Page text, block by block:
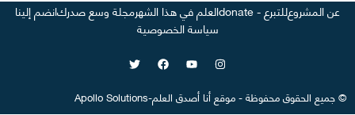
عن المشروعللتبرع - donate العلم في هذا الشهرمجلة وسع صدركانضم إلينا
سياسة الخصوصية
©جميع الحقوق محفوظة-موقعأنا أصدق العلم-
Apollo Solutions